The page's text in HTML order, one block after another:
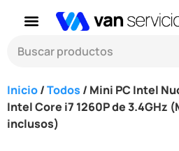
Inicio/Todos / Mini PC Intel
Intel Core i7 1260P de 3.4GHz
inclusos)